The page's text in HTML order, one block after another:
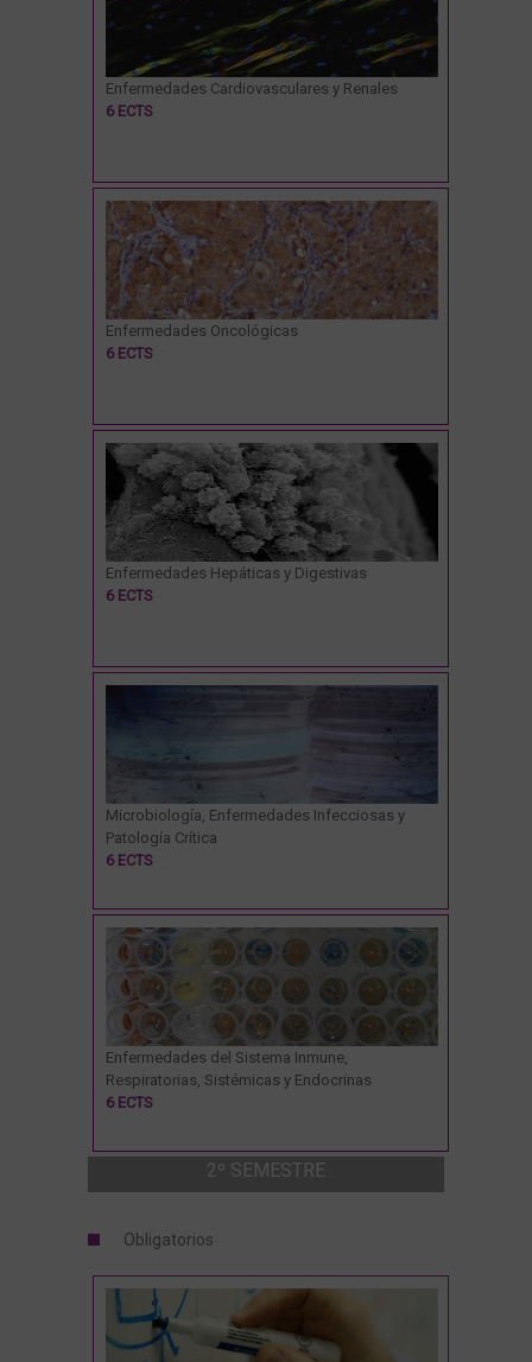
Enfermedades Cardiovasculares y Renales
6 ECTS
Enfermedades Oncológicas
6 ECTS
Enfermedades Hepáticas y Digestivas
6 ECTS
Microbiología, Enfermedades Infecciosas y
Patología Crítica
6 ECTS
Enfermedades del Sistema Inmune,
Respiratorias, Sistémicas y Endocrinas
6 ECTS
2º SEMESTRE
Obligatorios